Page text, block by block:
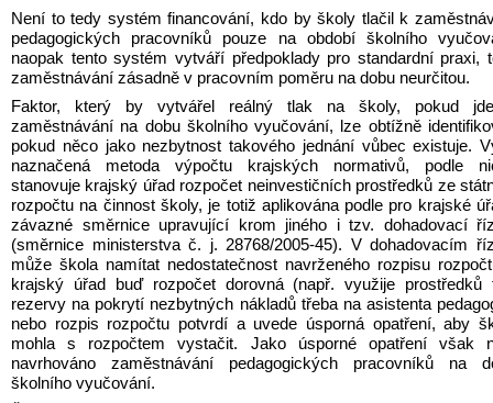
Není to tedy systém financování, kdo by školy tlačil k
pedagogických pracovníků pouze na období školního
naopak tento systém vytváří předpoklady pro standardní praxi,
zaměstnávání zásadně v pracovním poměru na dobu neurčitou.
Faktor, který by vytvářel reálný tlak na školy, pokud
zaměstnávání na dobu školního vyučování, lze obtížně
pokud něco jako nezbytnost takového jednání vůbec existuje.
naznačená metoda výpočtu krajských normativů, podle
stanovuje krajský úřad rozpočet neinvestičních prostředků ze
rozpočtu na činnost školy, je totiž aplikována podle pro krajské
závazné směrnice upravující krom jiného i tzv. dohadovací
(směrnice ministerstva č. j. 28768/2005-45). V dohadovacím
může škola namítat nedostatečnost navrženého rozpisu
krajský úřad buď rozpočet dorovná (např. využije prostředků
rezervy na pokrytí nezbytných nákladů třeba na asistenta
nebo rozpis rozpočtu potvrdí a uvede úsporná opatření, aby
mohla s rozpočtem vystačit. Jako úsporné opatření však
navrhováno zaměstnávání pedagogických pracovníků na
školního vyučování.